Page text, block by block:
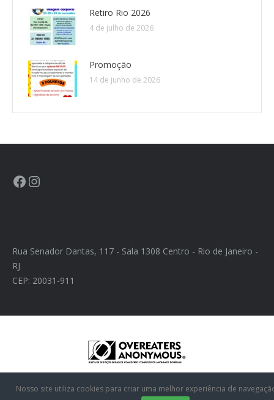
Retiro Rio 2026
4 de julho de 2026
Promoção
14 de junho de 2026
Rua Senador Dantas, 117 - Sala 1308 Centro - Rio de Janeiro -
RJ
CEP: 20031-911
Desenvolvido por Agência Toque Web - Criação de Sistemas, Sites e
Nosso site utiliza cookies para criar uma melhor experiência de